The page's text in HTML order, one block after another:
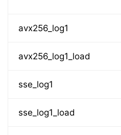
avx256_log1
avx256_log1_load
sse_log1
sse_log1_load